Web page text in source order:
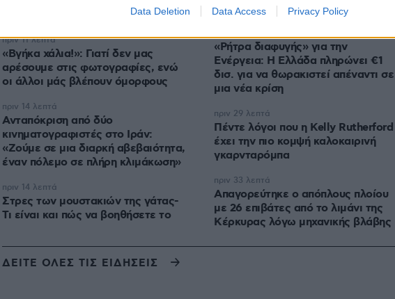
Data Deletion Data Access Privacy Policy
«Βγήκα χάλια!»: Γιατί δεν μας
αρέσουμε στις φωτογραφίες, ενώ
οι άλλοι μάς βλέπουν όμορφους
πριν 11 λεπτά
Ανταπόκριση από δύο
κινηματογραφιστές στο Ιράν:
«Ζούμε σε μια διαρκή αβεβαιότητα,
έναν πόλεμο σε πλήρη κλιμάκωση»
πριν 14 λεπτά
Στρες των μουστακιών της γάτας-
Τι είναι και πώς να βοηθήσετε το
πριν 14 λεπτά
51 βουτιές για το φετινό καλοκαίρι
«Ρήτρα διαφυγής» για την
Ενέργεια: Η Ελλάδα πληρώνει €1
δισ. για να θωρακιστεί απέναντι σε
μια νέα κρίση
Πέντε λόγοι που η Kelly Rutherford
έχει την πιο κομψή καλοκαιρινή
γκαρνταρόμπα
πριν 29 λεπτά
Απαγορεύτηκε ο απόπλους πλοίου
με 26 επιβάτες από το λιμάνι της
Κέρκυρας λόγω μηχανικής βλάβης
πριν 33 λεπτά
ΔΕΙΤΕ ΟΛΕΣ ΤΙΣ ΕΙΔΗΣΕΙΣ